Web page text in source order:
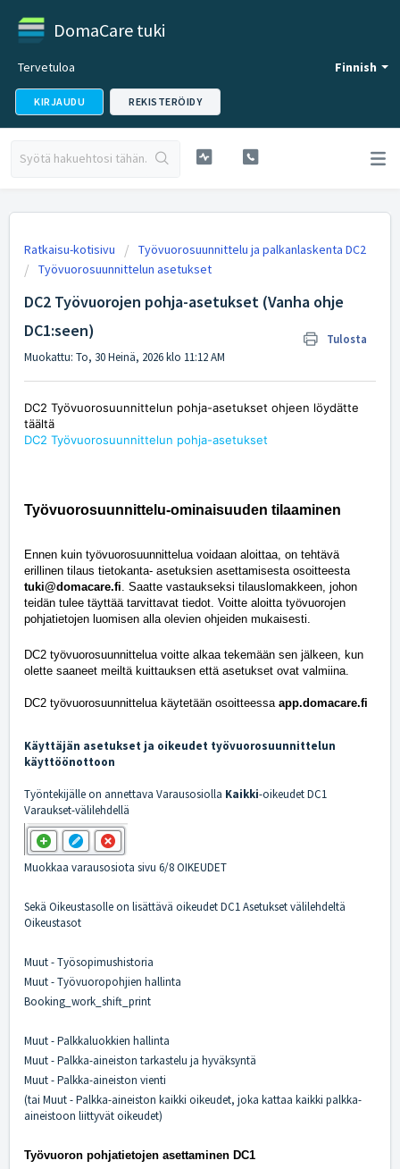
DomaCare tuki
Finnish
Tervetuloa
KIRJAUDU REKISTERÖIDY
Ratkaisu-kotisivu
Työvuorosuunnittelu ja palkanlaskenta DC2
Työvuorosuunnittelun asetukset
DC2 Työvuorojen pohja-asetukset (Vanha ohje
DC1:seen)
Tulosta
Muokattu: To, 30 Heinä, 2026 klo 11:12 AM
DC2 Työvuorosuunnittelun pohja-asetukset ohjeen löydätte
täältä
DC2 Työvuorosuunnittelun pohja-asetukset
Työvuorosuunnittelu-ominaisuuden tilaaminen
Ennen kuin työvuorosuunnittelua voidaan aloittaa, on tehtävä
erillinen tilaus tietokanta- asetuksien asettamisesta osoitteesta
tuki@domacare.fi. Saatte vastaukseksi tilauslomakkeen, johon
teidän tulee täyttää tarvittavat tiedot. Voitte aloitta työvuorojen
pohjatietojen luomisen alla olevien ohjeiden mukaisesti.
DC2 työvuorosuunnittelua voitte alkaa tekemään sen jälkeen, kun
olette saaneet meiltä kuittauksen että asetukset ovat valmiina.
DC2 työvuorosuunnittelua käytetään osoitteessa app.domacare.fi
Käyttäjän asetukset ja oikeudet työvuorosuunnittelun
käyttöönottoon
Työntekijälle on annettava Varausosiolla Kaikki-oikeudet DC1
Varaukset-välilehdellä
Muokkaa varausosiota sivu 6/8 OIKEUDET
Sekä Oikeustasolle on lisättävä oikeudet DC1 Asetukset välilehdeltä
Oikeustasot
Muut - Työsopimushistoria
Muut - Työvuoropohjien hallinta
Booking_work_shift_print
Muut - Palkkaluokkien hallinta
Muut - Palkka-aineiston tarkastelu ja hyväksyntä
Muut - Palkka-aineiston vienti
(tai Muut - Palkka-aineiston kaikki oikeudet, joka kattaa kaikki palkka-
aineistoon liittyvät oikeudet)
Työvuoron pohjatietojen asettaminen DC1